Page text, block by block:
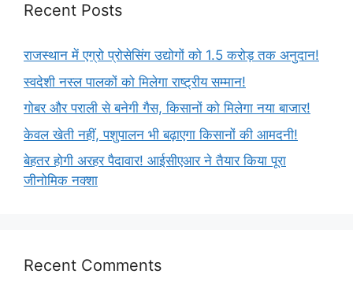
Recent Posts
राजस्थान में एग्रो प्रोसेसिंग उद्योगों को 1.5 करोड़ तक अनुदान!
स्वदेशी नस्ल पालकों को मिलेगा राष्ट्रीय सम्मान!
गोबर और पराली से बनेगी गैस, किसानों को मिलेगा नया बाजार!
केवल खेती नहीं, पशुपालन भी बढ़ाएगा किसानों की आमदनी!
बेहतर होगी अरहर पैदावार! आईसीएआर ने तैयार किया पूरा
जीनोमिक नक्शा
Recent Comments